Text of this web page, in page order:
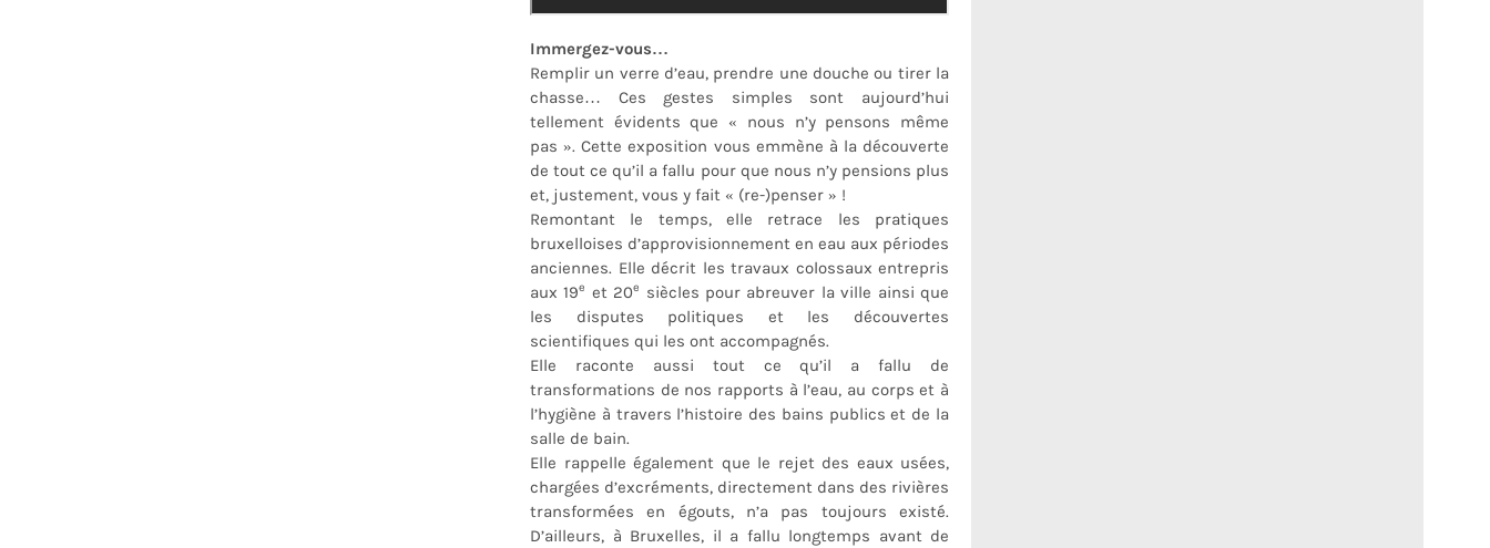
Immergez-vous…
Remplir un verre d’eau, prendre une douche ou tirer la
chasse… Ces gestes simples sont aujourd’hui
tellement évidents que « nous n’y pensons même
pas ». Cette exposition vous emmène à la découverte
de tout ce qu’il a fallu pour que nous n’y pensions plus
et, justement, vous y fait « (re-)penser » !
Remontant le temps, elle retrace les pratiques
bruxelloises d’approvisionnement en eau aux périodes
anciennes. Elle décrit les travaux colossaux entrepris
aux 19e et 20e
siècles pour abreuver la ville ainsi que
les disputes politiques et les découvertes
scientifiques qui les ont accompagnés.
Elle raconte aussi tout ce qu’il a fallu de
transformations de nos rapports à l’eau, au corps et à
l’hygiène à travers l’histoire des bains publics et de la
salle de bain.
Elle rappelle également que le rejet des eaux usées,
chargées d’excréments, directement dans des rivières
transformées en égouts, n’a pas toujours existé.
D’ailleurs, à Bruxelles, il a fallu longtemps avant de